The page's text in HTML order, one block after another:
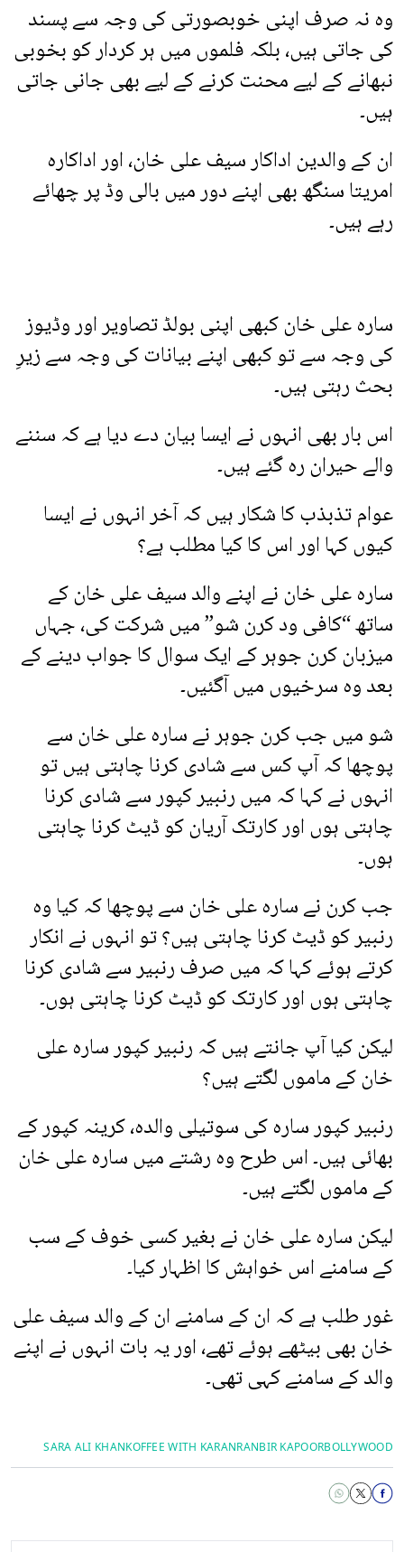
وہ نہ صرف اپنی خوبصورتی کی وجہ سے پسند
کی جاتی ہیں، بلکہ فلموں میں ہر کردار کو بخوبی
نبھانے کے لیے محنت کرنے کے لیے بھی جانی جاتی
ہیں۔
ان کے والدین اداکار سیف علی خان، اور اداکارہ
امریتا سنگھ بھی اپنے دور میں بالی وڈ پر چھائے
رہے ہیں۔
سارہ علی خان کبھی اپنی بولڈ تصاویر اور وڈیوز
کی وجہ سے تو کبھی اپنے بیانات کی وجہ سے زیرِ
بحث رہتی ہیں۔
اس بار بھی انہوں نے ایسا بیان دے دیا ہے کہ سننے
والے حیران رہ گئے ہیں۔
عوام تذبذب کا شکار ہیں کہ آخر انہوں نے ایسا
کیوں کہا اور اس کا کیا مطلب ہے؟
سارہ علی خان نے اپنے والد سیف علی خان کے
ساتھ “کافی ود کرن شو” میں شرکت کی، جہاں
میزبان کرن جوہر کے ایک سوال کا جواب دینے کے
بعد وہ سرخیوں میں آگئیں۔
شو میں جب کرن جوہر نے سارہ علی خان سے
پوچھا کہ آپ کس سے شادی کرنا چاہتی ہیں تو
انہوں نے کہا کہ میں رنبیر کپور سے شادی کرنا
چاہتی ہوں اور کارتک آریان کو ڈیٹ کرنا چاہتی
ہوں۔
جب کرن نے سارہ علی خان سے پوچھا کہ کیا وہ
رنبیر کو ڈیٹ کرنا چاہتی ہیں؟ تو انہوں نے انکار
کرتے ہوئے کہا کہ میں صرف رنبیر سے شادی کرنا
چاہتی ہوں اور کارتک کو ڈیٹ کرنا چاہتی ہوں۔
لیکن کیا آپ جانتے ہیں کہ رنبیر کپور سارہ علی
خان کے ماموں لگتے ہیں؟
رنبیر کپور سارہ کی سوتیلی والدہ، کرینہ کپور کے
بھائی ہیں۔ اس طرح وہ رشتے میں سارہ علی خان
کے ماموں لگتے ہیں۔
لیکن سارہ علی خان نے بغیر کسی خوف کے سب
کے سامنے اس خواہش کا اظہار کیا۔
غور طلب ہے کہ ان کے سامنے ان کے والد سیف علی
خان بھی بیٹھے ہوئے تھے، اور یہ بات انہوں نے اپنے
والد کے سامنے کہی تھی۔
BOLLYWOOD
RANBIR KAPOOR
KOFFEE WITH KARAN
SARA ALI KHAN